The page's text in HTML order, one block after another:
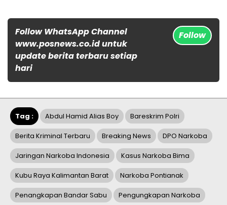
Follow WhatsApp Channel
www.posnews.co.id untuk
update berita terbaru setiap
hari
Follow
Tag : Abdul Hamid Alias Boy Bareskrim Polri
Berita Kriminal Terbaru Breaking News DPO Narkoba
Jaringan Narkoba Indonesia Kasus Narkoba Bima
Kubu Raya Kalimantan Barat Narkoba Pontianak
Penangkapan Bandar Sabu Pengungkapan Narkoba